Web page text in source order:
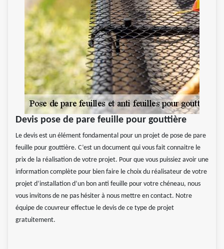
Devis pose de pare feuille pour gouttière
Le devis est un élément fondamental pour un projet de pose de pare
feuille pour gouttière. C’est un document qui vous fait connaitre le
prix de la réalisation de votre projet. Pour que vous puissiez avoir une
information complète pour bien faire le choix du réalisateur de votre
projet d’installation d’un bon anti feuille pour votre chéneau, nous
vous invitons de ne pas hésiter à nous mettre en contact. Notre
équipe de couvreur effectue le devis de ce type de projet
gratuitement.